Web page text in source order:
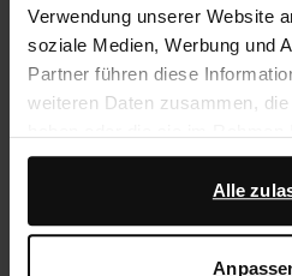
Verwendung unserer Website
soziale Medien, Werbung und
Partner führen diese
weiteren Daten zusammen,
gesammelt haben.
Darüber hinaus arbeiten wir mit
Alle
Diese schwarzen
Marke Sacha haben braune
eine spitze Kappe. Bei einem
beträgt die Schafthöhe 31
38 cm. Der Blockabsatz hat
Boots sind vollständig aus
Schuhpflege empfehlen wir